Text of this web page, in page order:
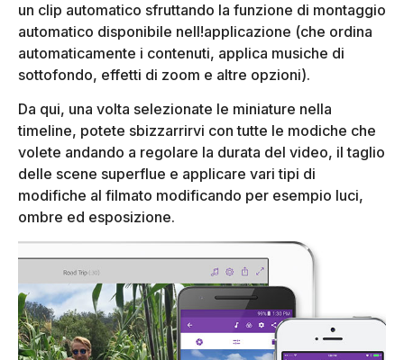
un clip automatico sfruttando la funzione di montaggio
automatico disponibile nell!applicazione (che ordina
automaticamente i contenuti, applica musiche di
sottofondo, effetti di zoom e altre opzioni).
Da qui, una volta selezionate le miniature nella
timeline, potete sbizzarrirvi con tutte le modiche che
volete andando a regolare la durata del video, il taglio
delle scene superflue e applicare vari tipi di
modifiche al filmato modificando per esempio luci,
ombre ed esposizione.